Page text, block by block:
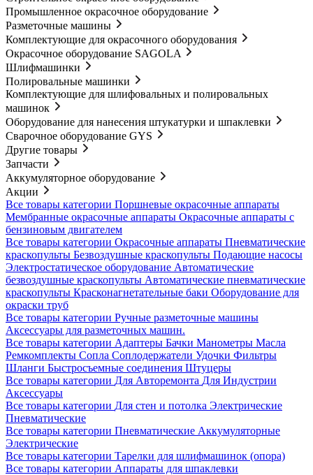
Промышленное окрасочное оборудование
Разметочные машины
Комплектующие для окрасочного оборудования
Окрасочное оборудование SAGOLA
Шлифмашинки
Полировальные машинки
Комплектующие для шлифовальных и полировальных
машинок
Оборудование для нанесения штукатурки и шпаклевки
Сварочное оборудование GYS
Другие товары
Запчасти
Аккумуляторное оборудование
Акции
Все товары категории Поршневые окрасочные аппараты
Мембранные окрасочные аппараты Окрасочные аппараты с
бензиновым двигателем
Все товары категории Окрасочные аппараты Пневматические
краскопульты Безвоздушные краскопульты Подающие насосы
Электростатическое оборудование Автоматические
безвоздушные краскопульты Автоматические пневматические
краскопульты Красконагнетательные баки Оборудование для
окраски труб
Все товары категории Ручные разметочные машины
Аксессуары для разметочных машин.
Все товары категории Адаптеры Бачки Манометры Масла
Ремкомплекты Сопла Соплодержатели Удочки Фильтры
Шланги Быстросъемные соединения Штуцеры
Все товары категории Для Авторемонта Для Индустрии
Аксессуары
Все товары категории Для стен и потолка Электрические
Пневматические
Все товары категории Пневматические Аккумуляторные
Электрические
Все товары категории Тарелки для шлифмашинок (опора)
Все товары категории Аппараты для шпаклевки